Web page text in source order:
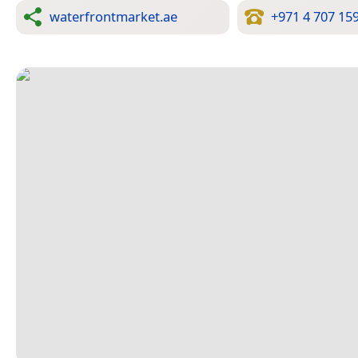
waterfrontmarket.ae +971 4 707